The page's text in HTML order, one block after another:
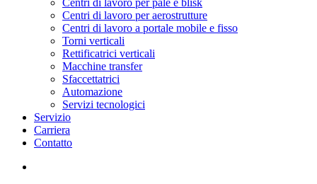
Centri di lavoro per pale e blisk
Centri di lavoro per aerostrutture
Centri di lavoro a portale mobile e fisso
Torni verticali
Rettificatrici verticali
Macchine transfer
Sfaccettatrici
Automazione
Servizi tecnologici
Servizio
Carriera
Contatto